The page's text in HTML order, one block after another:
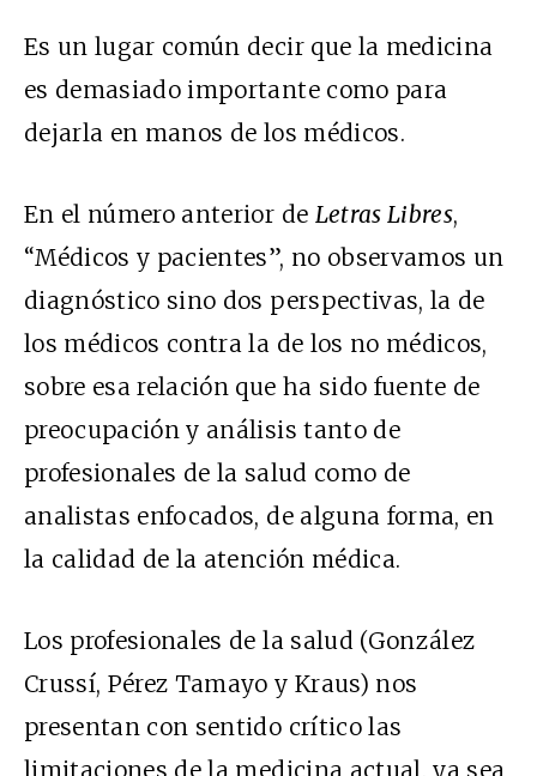
Es un lugar común decir que la medicina
es demasiado importante como para
dejarla en manos de los médicos.
En el número anterior de Letras Libres,
“Médicos y pacientes”, no observamos un
diagnóstico sino dos perspectivas, la de
los médicos contra la de los no médicos,
sobre esa relación que ha sido fuente de
preocupación y análisis tanto de
profesionales de la salud como de
analistas enfocados, de alguna forma, en
la calidad de la atención médica.
Los profesionales de la salud (González
Crussí, Pérez Tamayo y Kraus) nos
presentan con sentido crítico las
limitaciones de la medicina actual, ya sea